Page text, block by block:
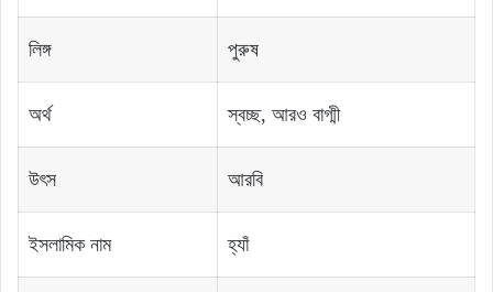
লিঙ্গ পুরুষ
অর্থ স্বচ্ছ, আরও বাগ্মী
উৎস আরবি
ইসলামিক নাম হ্যাঁ